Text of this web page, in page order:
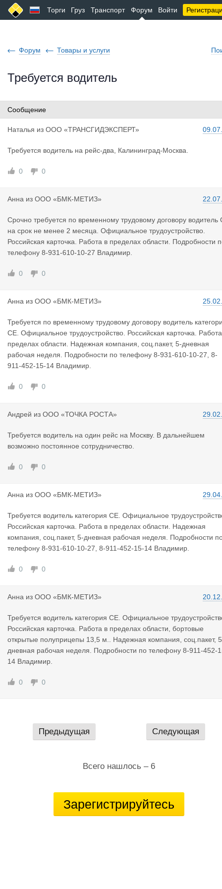
Торги Груз Транспорт Форум Войти
Форум Товары и услуги
Требуется водитель
Сообщение
Наталья из ООО «ТРАНСГИДЭКСПЕРТ»
Требуется водитель на рейс-два, Калининград-Москва.
0 0
Анна из ООО «БМК-МЕТИЗ»
Срочно требуется по временному трудовому договору водитель
на срок не менее 2 месяца. Официальное трудоустройство.
Российская карточка. Работа в пределах области. Подробности
телефону 8-931-610-10-27 Владимир.
0 0
Анна из ООО «БМК-МЕТИЗ»
Требуется по временному трудовому договору водитель
СЕ. Официальное трудоустройство. Российская карточка.
пределах области. Надежная компания, соц.пакет, 5-дневная
рабочая неделя. Подробности по телефону 8-931-610-10-27, 8-
911-452-15-14 Владимир.
0 0
Андрей из ООО «ТОЧКА РОСТА»
Требуется водитель на один рейс на Москву. В дальнейшем
возможно постоянное сотрудничество.
0 0
Анна из ООО «БМК-МЕТИЗ»
Требуется водитель категория СЕ. Официальное
Российская карточка. Работа в пределах области. Надежная
компания, соц.пакет, 5-дневная рабочая неделя. Подробности
телефону 8-931-610-10-27, 8-911-452-15-14 Владимир.
0 0
Анна из ООО «БМК-МЕТИЗ»
Требуется водитель категория СЕ. Официальное
Российская карточка. Работа в пределах области, бортовые
открытые полуприцепы 13,5 м.. Надежная компания, соц.пакет,
дневная рабочая неделя. Подробности по телефону 8-911-452-
14 Владимир.
0 0
Предыдущая Следующая
Всего нашлось – 6
Зарегистрируйтесь